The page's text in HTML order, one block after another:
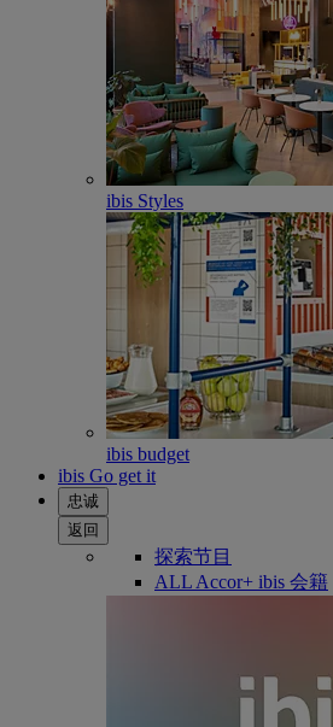
ibis Styles
ibis budget
ibis Go get it
忠诚
返回
探索节目
ALL Accor+ ibis 会籍